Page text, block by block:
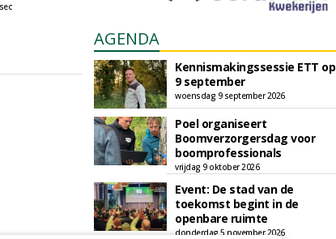
AGENDA
Kennismakingssessie ETT op
9 september
woensdag 9 september 2026
Poel organiseert
Boomverzorgersdag voor
boomprofessionals
vrijdag 9 oktober 2026
Event: De stad van de
toekomst begint in de
openbare ruimte
donderdag 5 november 2026